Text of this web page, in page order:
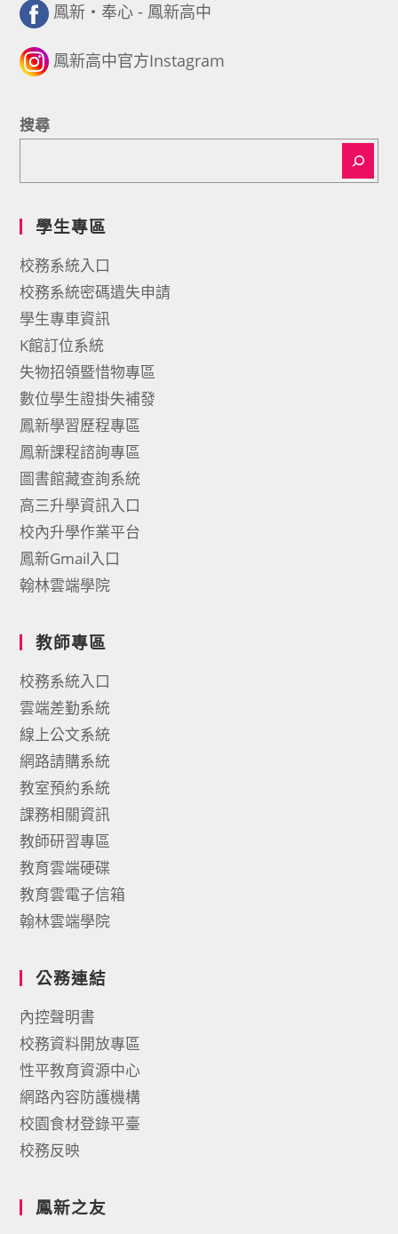
鳳新・奉心 - 鳳新高中
鳳新高中官方Instagram
搜尋
學生專區
校務系統入口
校務系統密碼遺失申請
學生專車資訊
K館訂位系統
失物招領暨惜物專區
數位學生證掛失補發
鳳新學習歷程專區
鳳新課程諮詢專區
圖書館藏查詢系統
高三升學資訊入口
校內升學作業平台
鳳新Gmail入口
翰林雲端學院
教師專區
校務系統入口
雲端差勤系統
線上公文系統
網路請購系統
教室預約系統
課務相關資訊
教師研習專區
教育雲端硬碟
教育雲電子信箱
翰林雲端學院
公務連結
內控聲明書
校務資料開放專區
性平教育資源中心
網路內容防護機構
校園食材登錄平臺
校務反映
鳳新之友